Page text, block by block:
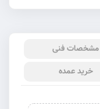
مشخصات فنی
خرید عمده